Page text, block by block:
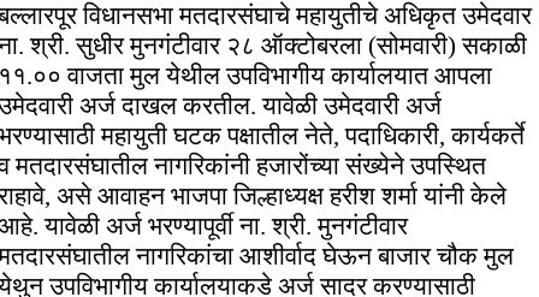
विधानसभा मतदारसंघाचे महायुतीचे अधिकृत उमेदवार
श्री. सुधीर मुनगंटीवार २८ ऑक्टोबरला (सोमवारी) सकाळी
वाजता मुल येथील उपविभागीय कार्यालयात आपला
अर्ज दाखल करतील. यावेळी उमेदवारी अर्ज
महायुती घटक पक्षातील नेते, पदाधिकारी, कार्यकर्ते
मतदारसंघातील नागरिकांनी हजारोंच्या संख्येने उपस्थित
असे आवाहन भाजपा जिल्हाध्यक्ष हरीश शर्मा यांनी केले
यावेळी अर्ज भरण्यापूर्वी ना. श्री. मुनगंटीवार
नागरिकांचा आशीर्वाद घेऊन बाजार चौक मुल
उपविभागीय कार्यालयाकडे अर्ज सादर करण्यासाठी